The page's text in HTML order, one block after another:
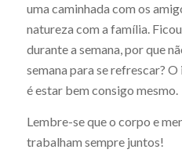
uma caminhada com os
natureza com a família.
durante a semana, por que
semana para se refrescar?
é estar bem consigo mesmo.
Lembre-se que o corpo e
trabalham sempre juntos!